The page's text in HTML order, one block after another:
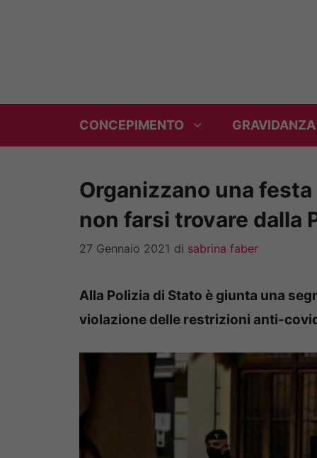
CONCEPIMENTO GRAVIDANZA
Organizzano una
non farsi trovare dalla
27 Gennaio 2021 di sabrina faber
Alla Polizia di Stato è giunta una
violazione delle restrizioni anti-